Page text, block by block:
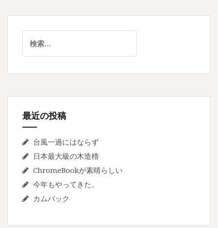
ビ
シ
ン
索:
最近の投稿
台風一過にはならず
日本最大級の木造櫓
ChromeBookが素晴らしい
今年もやってきた。
カムバック